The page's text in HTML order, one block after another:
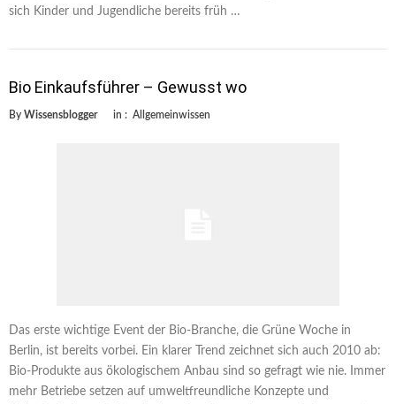
sich Kinder und Jugendliche bereits früh …
Bio Einkaufsführer – Gewusst wo
By Wissensblogger in : Allgemeinwissen
Das erste wichtige Event der Bio-Branche, die Grüne Woche in
Berlin, ist bereits vorbei. Ein klarer Trend zeichnet sich auch 2010 ab:
Bio-Produkte aus ökologischem Anbau sind so gefragt wie nie. Immer
mehr Betriebe setzen auf umweltfreundliche Konzepte und